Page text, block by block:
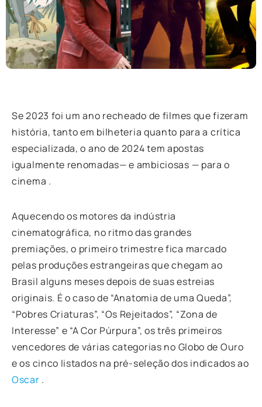
Se 2023 foi um ano recheado de filmes que fizeram
história, tanto em bilheteria quanto para a crítica
especializada, o ano de 2024 tem apostas
igualmente renomadas— e ambiciosas — para o
cinema .
Aquecendo os motores da indústria
cinematográfica, no ritmo das grandes
premiações, o primeiro trimestre fica marcado
pelas produções estrangeiras que chegam ao
Brasil alguns meses depois de suas estreias
originais. É o caso de “Anatomia de uma Queda”,
“Pobres Criaturas”, “Os Rejeitados”, “Zona de
Interesse” e “A Cor Púrpura”, os três primeiros
vencedores de várias categorias no Globo de Ouro
e os cinco listados na pré-seleção dos indicados ao
Oscar .